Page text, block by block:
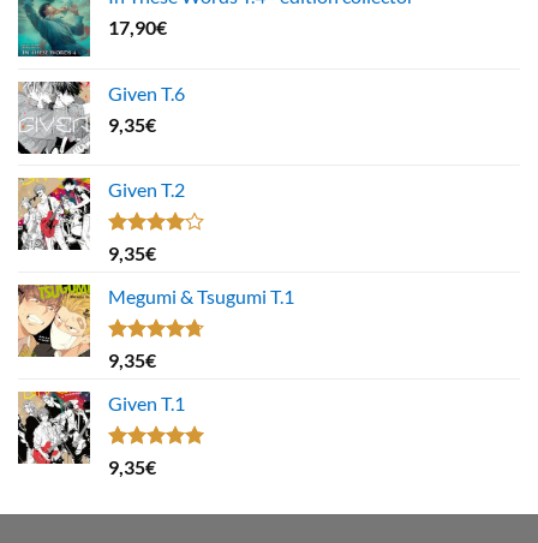
17,90€
Given T.6
9,35€
Given T.2
Note
4.00
5
9,35€
Megumi & Tsugumi T.1
Note4.67
sur 5
9,35€
Given T.1
Note5.00
sur 5
9,35€